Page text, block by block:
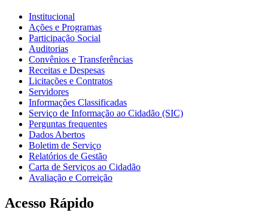
Institucional
Ações e Programas
Participação Social
Auditorias
Convênios e Transferências
Receitas e Despesas
Licitações e Contratos
Servidores
Informações Classificadas
Serviço de Informação ao Cidadão (SIC)
Perguntas frequentes
Dados Abertos
Boletim de Serviço
Relatórios de Gestão
Carta de Serviços ao Cidadão
Avaliação e Correição
Acesso Rápido